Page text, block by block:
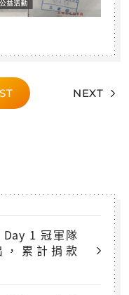
NEXT
1 冠軍隊
，累計捐款